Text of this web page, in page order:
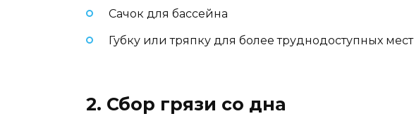
Сачок для бассейна
Губку или тряпку для более труднодоступных мест
2. Сбор грязи со дна